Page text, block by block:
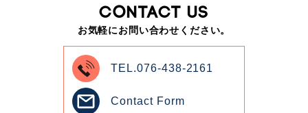
CONTACT US
お気軽にお問い合わせください。
TEL.076-438-2161
Contact Form